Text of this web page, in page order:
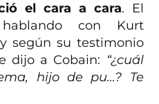
el cara a cara. El
con Kurt
según su testimonio
dijo a Cobain: “¿cuál
hijo de pu…? Te